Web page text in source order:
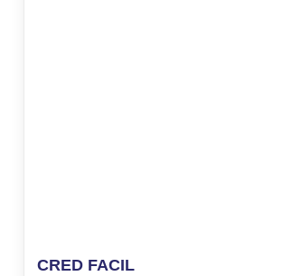
CRED FACIL